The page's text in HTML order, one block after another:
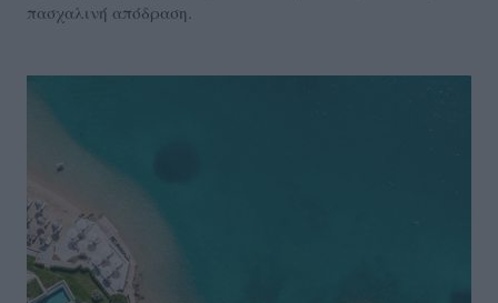
πασχαλινή απόδραση.